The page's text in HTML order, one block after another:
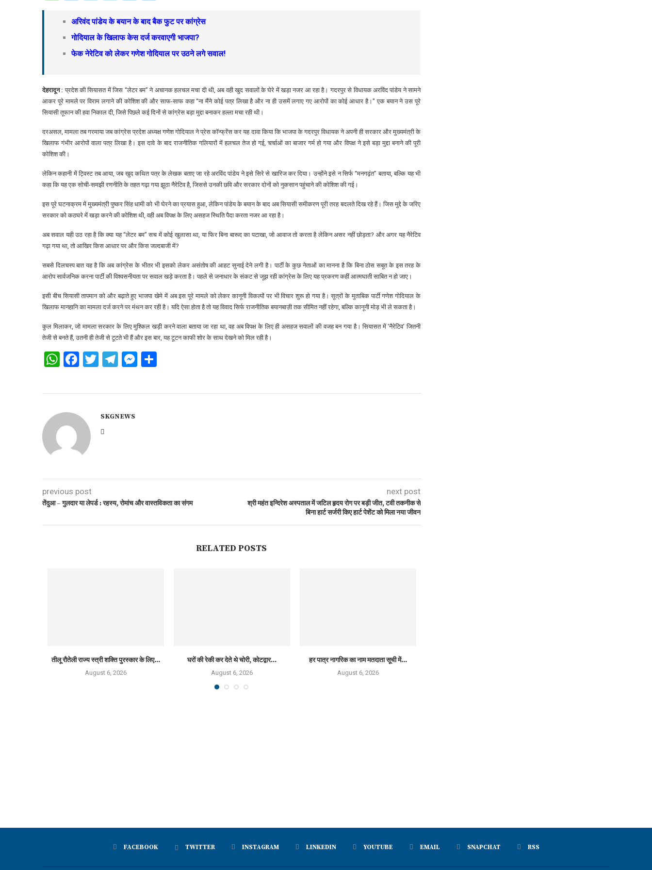
अरिवंद पांडेय के बयान के बाद बैक फुट पर कांग्रेस
गोदियाल के खिलाफ केस दर्ज करवाएगी भाजपा?
फेक नेरेटिव को लेकर गणेश गोदियाल पर उठने लगे सवाल!
देहरादून : प्रदेश की सियासत में जिस “लेटर बम” ने अचानक हलचल मचा दी थी, अब वही खुद सवालों के घेरे में खड़ा नजर आ रहा है। गदरपुर से विधायक अरविंद पांडेय ने सामने
आकर पूरे मामले पर विराम लगाने की कोशिश की और साफ-साफ कहा “ना मैंने कोई पत्र लिखा है और ना ही उसमें लगाए गए आरोपों का कोई आधार है।” एक बयान ने उस पूरे
सियासी तूफान की हवा निकाल दी, जिसे पिछले कई दिनों से कांग्रेस बड़ा मुद्दा बनाकर हल्ला मचा रही थी।
दरअसल, मामला तब गरमाया जब कांग्रेस प्रदेश अध्यक्ष गणेश गोदियाल ने प्रेस कॉन्फ्रेंस कर यह दावा किया कि भाजपा के गदरपुर विधायक ने अपनी ही सरकार और मुख्यमंत्री के
खिलाफ गंभीर आरोपों वाला पत्र लिखा है। इस दावे के बाद राजनीतिक गलियारों में हलचल तेज हो गई, चर्चाओं का बाजार गर्म हो गया और विपक्ष ने इसे बड़ा मुद्दा बनाने की पूरी
कोशिश की।
लेकिन कहानी में ट्विस्ट तब आया, जब खुद कथित पत्र के लेखक बताए जा रहे अरविंद पांडेय ने इसे सिरे से खारिज कर दिया। उन्होंने इसे न सिर्फ “मनगढ़ंत” बताया, बल्कि यह भी
कहा कि यह एक सोची-समझी रणनीति के तहत गढ़ा गया झूठा नैरेटिव है, जिससे उनकी छवि और सरकार दोनों को नुकसान पहुंचाने की कोशिश की गई।
इस पूरे घटनाक्रम में मुख्यमंत्री पुष्कर सिंह धामी को भी घेरने का प्रयास हुआ, लेकिन पांडेय के बयान के बाद अब सियासी समीकरण पूरी तरह बदलते दिख रहे हैं। जिस मुद्दे के जरिए
सरकार को कठघरे में खड़ा करने की कोशिश थी, वही अब विपक्ष के लिए असहज स्थिति पैदा करता नजर आ रहा है।
अब सवाल यही उठ रहा है कि क्या यह “लेटर बम” सच में कोई खुलासा था, या फिर बिना बारूद का पटाखा, जो आवाज तो करता है लेकिन असर नहीं छोड़ता? और अगर यह नैरेटिव
गढ़ा गया था, तो आखिर किस आधार पर और किस जल्दबाजी में?
सबसे दिलचस्प बात यह है कि अब कांग्रेस के भीतर भी इसको लेकर असंतोष की आहट सुनाई देने लगी है। पार्टी के कुछ नेताओं का मानना है कि बिना ठोस सबूत के इस तरह के
आरोप सार्वजनिक करना पार्टी की विश्वसनीयता पर सवाल खड़े करता है। पहले से जनाधार के संकट से जूझ रही कांग्रेस के लिए यह प्रकरण कहीं आत्मघाती साबित न हो जाए।
इसी बीच सियासी तापमान को और बढ़ाते हुए भाजपा खेमे में अब इस पूरे मामले को लेकर कानूनी विकल्पों पर भी विचार शुरू हो गया है। सूत्रों के मुताबिक पार्टी गणेश गोदियाल के
खिलाफ मानहानि का मामला दर्ज करने पर मंथन कर रही है। यदि ऐसा होता है तो यह विवाद सिर्फ राजनीतिक बयानबाज़ी तक सीमित नहीं रहेगा, बल्कि कानूनी मोड़ भी ले सकता है।
कुल मिलाकर, जो मामला सरकार के लिए मुश्किल खड़ी करने वाला बताया जा रहा था, वह अब विपक्ष के लिए ही असहज सवालों की वजह बन गया है। सियासत में ‘नैरेटिव’ जितनी
तेजी से बनते हैं, उतनी ही तेजी से टूटते भी हैं और इस बार, यह टूटन काफी शोर के साथ देखने को मिल रही है।
WhatsApp
Facebook
Twitter
Telegram
Messenger
SKGNEWS
previous post
तेंदुआ – गुलदार या लेपर्ड : रहस्य, रोमांच और वास्तविकता का संगम
next post
श्री महंत इन्दिरेश अस्पताल में जटिल हृदय रोग पर बड़ी जीत, टवी तकनीक से
बिना हार्ट सर्जरी किए हार्ट पेशेंट को मिला नया जीवन
RELATED POSTS
तीलू रौतेली राज्य स्त्री शक्ति पुरस्कार के लिए...
August 6, 2026
घरों की रेकी कर देते थे चोरी, कोटद्वार...
August 6, 2026
हर पात्र नागरिक का नाम मतदाता सूची में...
August 6, 2026
FACEBOOK TWITTER INSTAGRAM LINKEDIN YOUTUBE EMAIL SNAPCHAT RSS